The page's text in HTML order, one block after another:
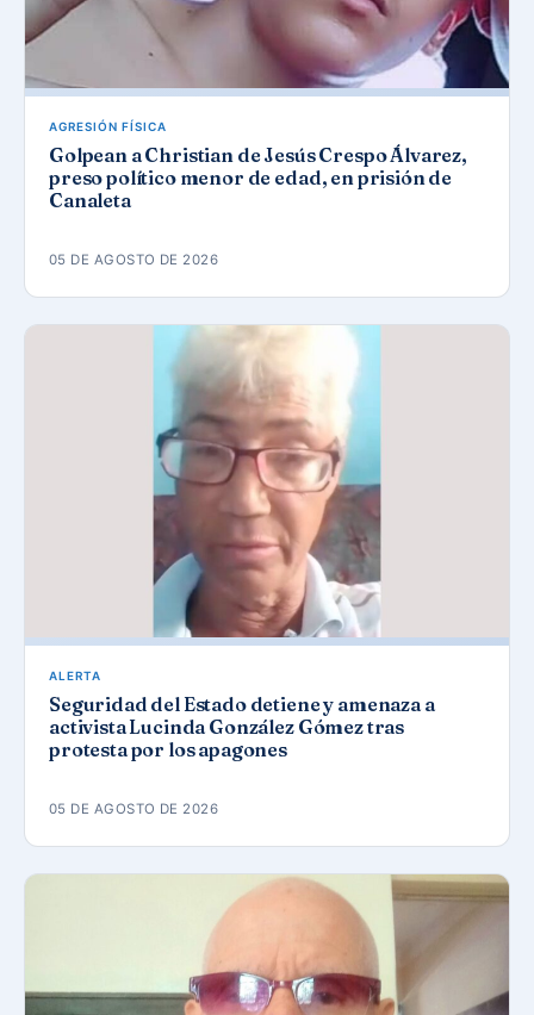
AGRESIÓN FÍSICA
Golpean a Christian de Jesús Crespo Álvarez,
preso político menor de edad, en prisión de
Canaleta
05 DE AGOSTO DE 2026
ALERTA
Seguridad del Estado detiene y amenaza a
activista Lucinda González Gómez tras
protesta por los apagones
05 DE AGOSTO DE 2026